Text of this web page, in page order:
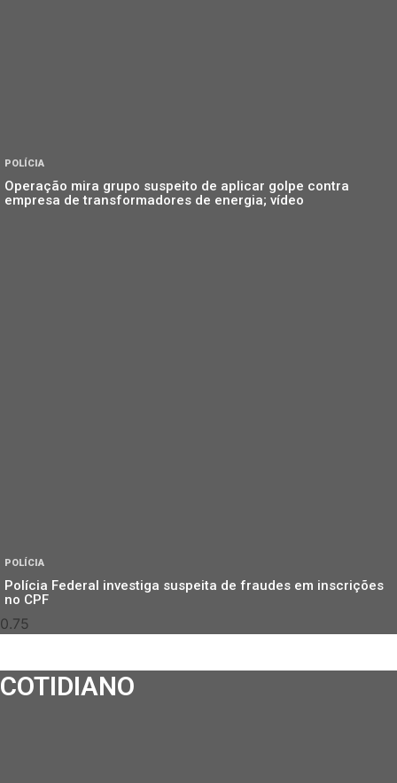
POLÍCIA
Operação mira grupo suspeito de aplicar golpe contra
empresa de transformadores de energia; vídeo
POLÍCIA
Polícia Federal investiga suspeita de fraudes em inscrições
no CPF
COTIDIANO